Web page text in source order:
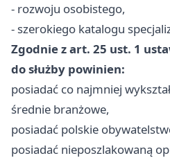
- rozwoju osobistego,
- szerokiego katalogu
Zgodnie z art. 25 ust. 1
do służby powinien:
posiadać co najmniej
średnie branżowe,
posiadać polskie
posiadać nieposzlakowaną